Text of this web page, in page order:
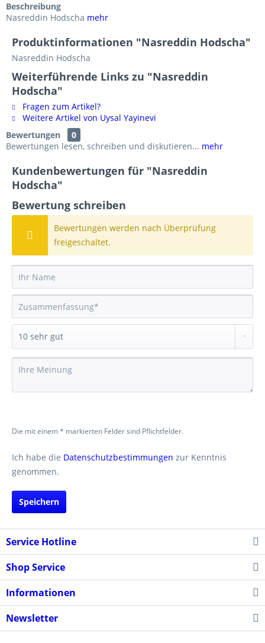
Beschreibung
Nasreddin Hodscha mehr
Produktinformationen "Nasreddin Hodscha"
Nasreddin Hodscha
Weiterführende Links zu "Nasreddin
Hodscha"
Fragen zum Artikel?
Weitere Artikel von Uysal Yayinevi
Bewertungen
0
Bewertungen lesen, schreiben und diskutieren... mehr
Kundenbewertungen für "Nasreddin
Hodscha"
Bewertung schreiben
Bewertungen werden nach Überprüfung
freigeschaltet.
Die mit einem * markierten Felder sind Pflichtfelder.
Ich habe die Datenschutzbestimmungen zur Kenntnis
genommen.
Speichern
Service Hotline
Shop Service
Informationen
Newsletter